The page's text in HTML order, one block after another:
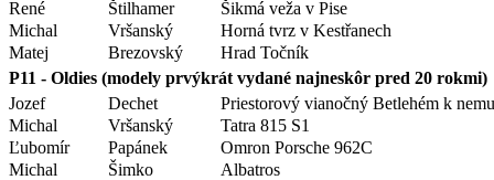
René
Štilhamer
Šikmá veža v Pise
Michal
Vršanský
Horná tvrz v Kestřanech
Matej
Brezovský
Hrad Točník
P11 - Oldies (modely prvýkrát vydané najneskôr pred 20 rokmi)
Jozef
Dechet
Priestorový vianočný Betlehém k
Michal
Vršanský
Tatra 815 S1
Ľubomír
Papánek
Omron Porsche 962C
Michal
Šimko
Albatros